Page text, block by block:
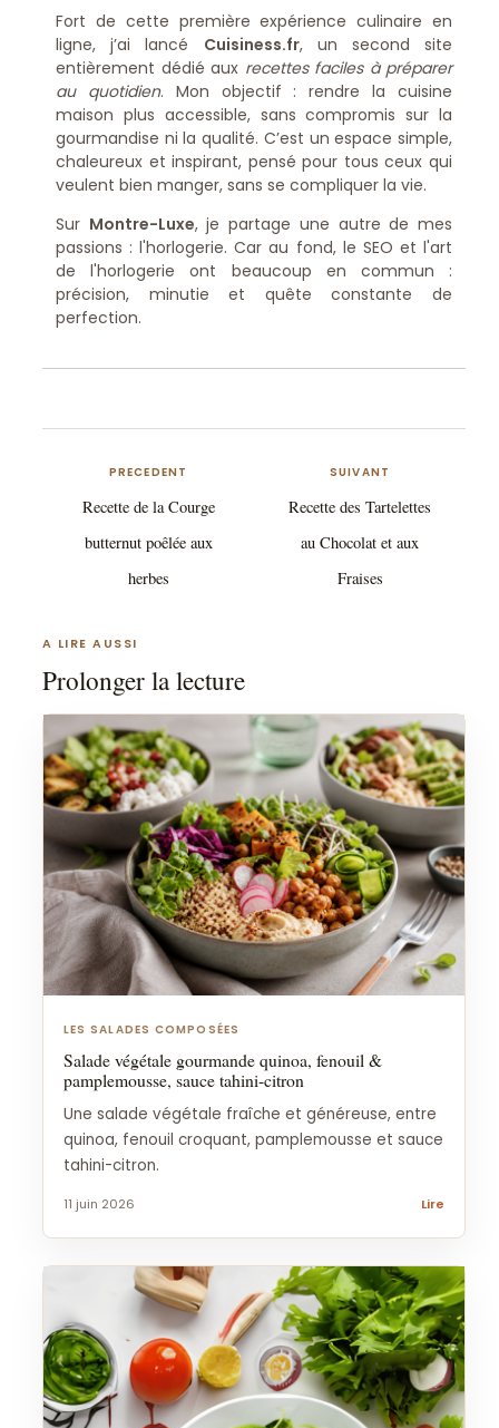
Fort de cette première expérience culinaire en
ligne, j’ai lancé Cuisiness.fr, un second site
entièrement dédié aux recettes faciles à préparer
au quotidien. Mon objectif : rendre la cuisine
maison plus accessible, sans compromis sur la
gourmandise ni la qualité. C’est un espace simple,
chaleureux et inspirant, pensé pour tous ceux qui
veulent bien manger, sans se compliquer la vie.
Sur Montre-Luxe, je partage une autre de mes
passions : l'horlogerie. Car au fond, le SEO et l'art
de l'horlogerie ont beaucoup en commun :
précision, minutie et quête constante de
perfection.
PRECEDENT
Recette de la Courge
butternut poêlée aux
herbes
SUIVANT
Recette des Tartelettes
au Chocolat et aux
Fraises
A LIRE AUSSI
Prolonger la lecture
LES SALADES COMPOSÉES
Salade végétale gourmande quinoa, fenouil &
pamplemousse, sauce tahini-citron
Une salade végétale fraîche et généreuse, entre
quinoa, fenouil croquant, pamplemousse et sauce
tahini-citron.
11 juin 2026 Lire